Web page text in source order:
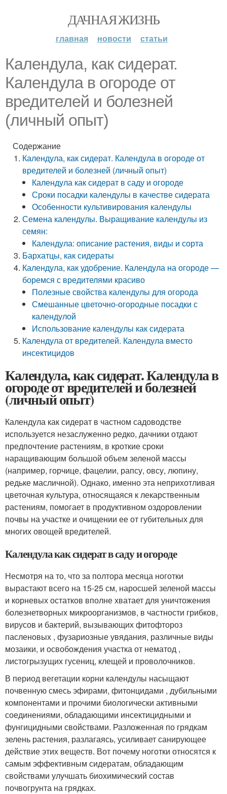
ДАЧНАЯ ЖИЗНЬ
главная новости статьи
Календула, как сидерат.
Календула в огороде от
вредителей и болезней
(личный опыт)
Содержание
Календула, как сидерат. Календула в огороде от
вредителей и болезней (личный опыт)
Календула как сидерат в саду и огороде
Сроки посадки календулы в качестве сидерата
Особенности культивирования календулы
Семена календулы. Выращивание календулы из
семян:
Календула: описание растения, виды и сорта
Бархатцы, как сидераты
Календула, как удобрение. Календула на огороде —
боремся с вредителями красиво
Полезные свойства календулы для огорода
Смешанные цветочно-огородные посадки с
календулой
Использование календулы как сидерата
Календула от вредителей. Календула вместо
инсектицидов
Календула, как сидерат. Календула в
огороде от вредителей и болезней
(личный опыт)
Календула как сидерат в частном садоводстве
используется незаслуженно редко, дачники отдают
предпочтение растениям, в кроткие сроки
наращивающим большой объем зеленой массы
(например, горчице, фацелии, рапсу, овсу, люпину,
редьке масличной). Однако, именно эта неприхотливая
цветочная культура, относящаяся к лекарственным
растениям, помогает в продуктивном оздоровлении
почвы на участке и очищении ее от губительных для
многих овощей вредителей.
Календула как сидерат в саду и огороде
Несмотря на то, что за полтора месяца ноготки
вырастают всего на 15-25 см, наросшей зеленой массы
и корневых остатков вполне хватает для уничтожения
болезнетворных микроорганизмов, в частности грибков,
вирусов и бактерий, вызывающих фитофтороз
пасленовых , фузариозные увядания, различные виды
мозаики, и освобождения участка от нематод ,
листогрызущих гусениц, клещей и проволочников.
В период вегетации корни календулы насыщают
почвенную смесь эфирами, фитонцидами , дубильными
компонентами и прочими биологически активными
соединениями, обладающими инсектицидными и
фунгицидными свойствами. Разложенная по грядкам
зелень растения, разлагаясь, усиливает санирующее
действие этих веществ. Вот почему ноготки относятся к
самым эффективным сидератам, обладающим
свойствами улучшать биохимический состав
почвогрунта на грядках.